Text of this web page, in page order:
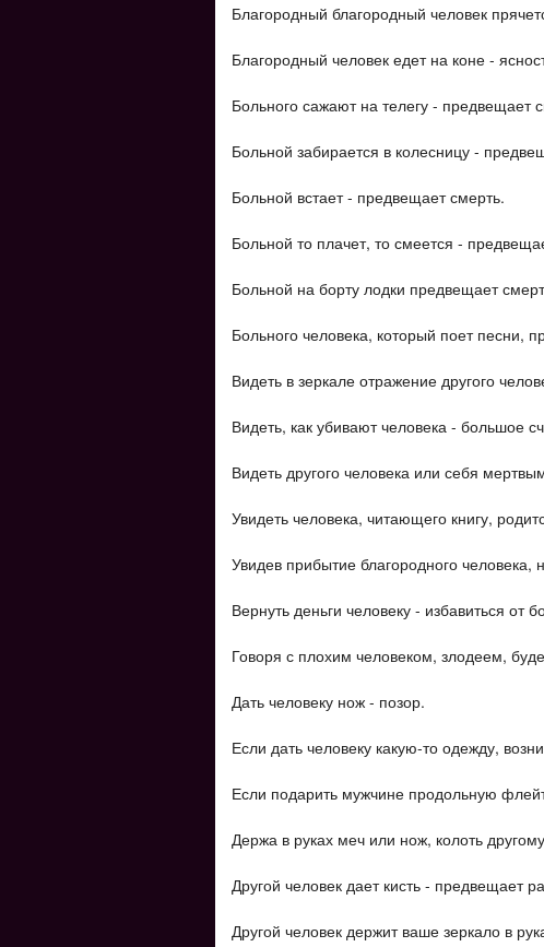
Благородный благородный человек
Благородный человек едет на коне -
Больного сажают на телегу - предвещает
Больной забирается в колесницу -
Больной встает - предвещает смерть.
Больной то плачет, то смеется -
Больной на борту лодки предвещает
Больного человека, который поет песни,
Видеть в зеркале отражение другого
Видеть, как убивают человека - большое
Видеть другого человека или себя
Увидеть человека, читающего книгу,
Увидев прибытие благородного человека,
Вернуть деньги человеку - избавиться от
Говоря с плохим человеком, злодеем,
Дать человеку нож - позор.
Если дать человеку какую-то одежду,
Если подарить мужчине продольную
Держа в руках меч или нож, колоть
Другой человек дает кисть - предвещает
Другой человек держит ваше зеркало в